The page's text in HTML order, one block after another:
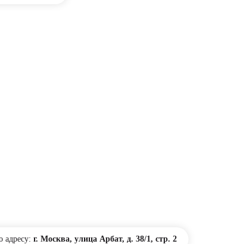
адресу: г. Москва, улица Арбат, д. 38/1, стр. 2